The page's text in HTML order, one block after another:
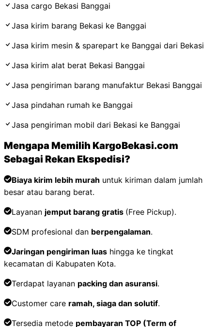
Jasa cargo Bekasi Banggai
Jasa kirim barang Bekasi ke Banggai
Jasa kirim mesin & sparepart ke Banggai dari Bekasi
Jasa kirim alat berat Bekasi Banggai
Jasa pengiriman barang manufaktur Bekasi Banggai
Jasa pindahan rumah ke Banggai
Jasa pengiriman mobil dari Bekasi ke Banggai
Mengapa Memilih KargoBekasi.com
Sebagai Rekan Ekspedisi?
Biaya kirim lebih murah untuk kiriman dalam jumlah
besar atau barang berat.
Layanan jemput barang gratis (Free Pickup).
SDM profesional dan berpengalaman.
Jaringan pengiriman luas hingga ke tingkat
kecamatan di Kabupaten Kota.
Terdapat layanan packing dan asuransi.
Customer care ramah, siaga dan solutif.
Tersedia metode pembayaran TOP (Term of